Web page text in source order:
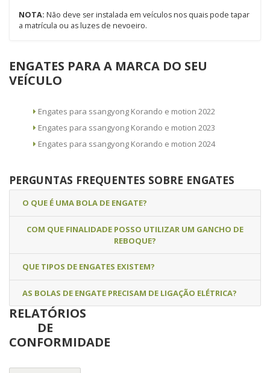
NOTA: Não deve ser instalada em veículos nos quais pode tapar
a matrícula ou as luzes de nevoeiro.
ENGATES PARA A MARCA DO SEU
VEÍCULO
Engates para ssangyong Korando e motion 2022
Engates para ssangyong Korando e motion 2023
Engates para ssangyong Korando e motion 2024
PERGUNTAS FREQUENTES SOBRE ENGATES
O QUE É UMA BOLA DE ENGATE?
COM QUE FINALIDADE POSSO UTILIZAR UM GANCHO DE
REBOQUE?
QUE TIPOS DE ENGATES EXISTEM?
AS BOLAS DE ENGATE PRECISAM DE LIGAÇÃO ELÉTRICA?
RELATÓRIOS
DE
CONFORMIDADE